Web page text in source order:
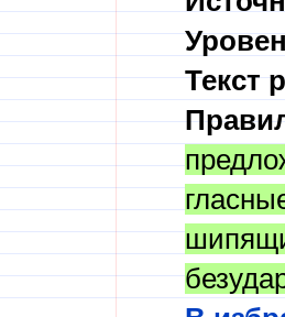
Текст